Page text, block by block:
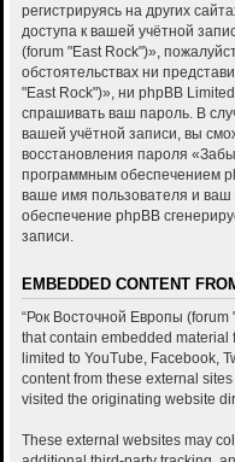
регистрируясь на других
доступа к вашей учётной
(forum "East Rock")»,
обстоятельствах ни
"East Rock")», ни phpBB
спрашивать ваш пароль. В
вашей учётной записи, вы
восстановления пароля
программным обеспечением
ваше имя пользователя и ваш
обеспечение phpBB
записи.
EMBEDDED CONTENT
“Рок Восточной Европы
that contain embedded
limited to YouTube, Facebook,
content from these external
visited the originating website
These external websites may